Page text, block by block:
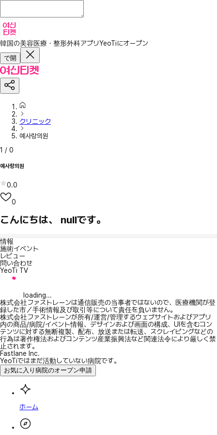
韓国の美容医療・整形外科アプリYeoTiにオープン
で開
クリニック
예사랑의원
1 / 0
예사랑의원
0.0
0
こんにちは、 nullです。
情報
施術イベント
レビュー
問い合わせ
YeoTi TV
loading...
株式会社ファストレーンは通信販売の当事者ではないので、医療機関が登
録した市／手術情報及び取引等について責任を負いません。
株式会社ファストレーンが所有/運営/管理するウェブサイトおよびアプリ
内の商品/病院/イベント情報、デザインおよび画面の構成、UIを含むコン
テンツに対する無断複製、配布、放送または転送、スクレイピングなどの
行為は著作権法およびコンテンツ産業振興法など関連法令により厳しく禁
止されます。
Fastlane Inc.
YeoTiではまだ活動していない病院です。
お気に入り病院のオープン申請
ホーム